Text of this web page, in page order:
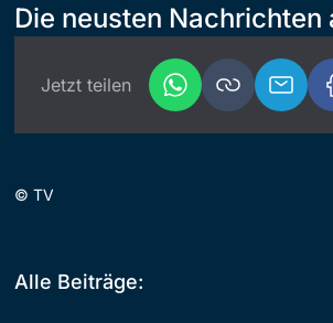
Die neusten
Jetzt teilen
© TV
Alle Beiträge: